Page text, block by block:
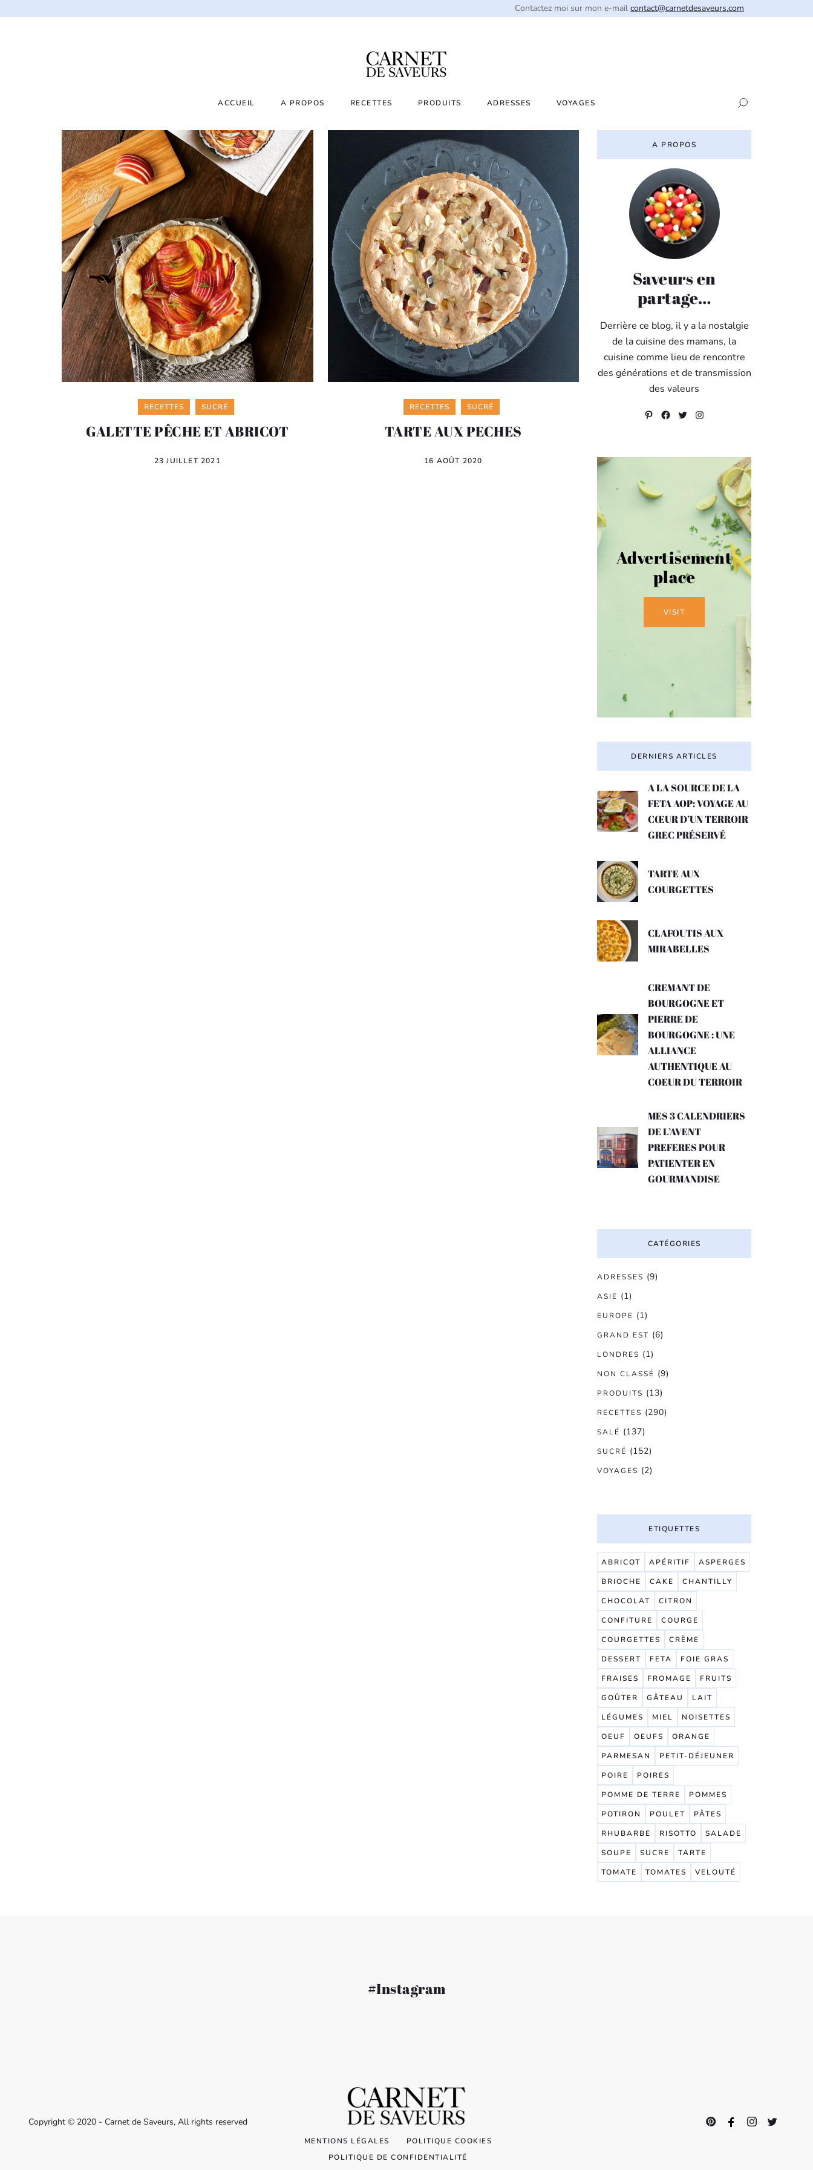
Contactez moi sur mon e-mail contact@carnetdesaveurs.com
ACCUEIL A PROPOS RECETTES PRODUITS ADRESSES VOYAGES
Categories
RECETTES SUCRÉ
GALETTE PÊCHE ET ABRICOT
23 JUILLET 2021
Categories
RECETTES SUCRÉ
TARTE AUX PECHES
16 AOÛT 2020
A PROPOS
Saveurs en
partage…
Derrière ce blog, il y a la nostalgie
de la cuisine des mamans, la
cuisine comme lieu de rencontre
des générations et de transmission
des valeurs
Pinterest
Facebook
TwitterInstagram
Advertisement
place
VISIT
DERNIERS ARTICLES
A LA SOURCE DE LA
FETA AOP: VOYAGE AU
CŒUR D’UN TERROIR
GREC PRÉSERVÉ
TARTE AUX
COURGETTES
CLAFOUTIS AUX
MIRABELLES
CREMANT DE
BOURGOGNE ET
PIERRE DE
BOURGOGNE : UNE
ALLIANCE
AUTHENTIQUE AU
COEUR DU TERROIR
MES 3 CALENDRIERS
DE L’AVENT
PREFERES POUR
PATIENTER EN
GOURMANDISE
CATÉGORIES
ADRESSES (9)
ASIE (1)
EUROPE (1)
GRAND EST (6)
LONDRES (1)
NON CLASSÉ (9)
PRODUITS (13)
RECETTES (290)
SALÉ (137)
SUCRÉ (152)
VOYAGES (2)
ETIQUETTES
ABRICOT APÉRITIF
ASPERGES
BRIOCHE
CAKE
CHANTILLY
CHOCOLAT
CITRON
CONFITURE
COURGE
COURGETTES
CRÈME
DESSERT
FETA
FOIE GRAS
FRAISES
FROMAGE
FRUITS
GOÛTER
GÂTEAU
LAIT
LÉGUMES
MIEL
NOISETTES
OEUF
OEUFS
ORANGE
PARMESAN
PETIT-DÉJEUNER
POIRE
POIRES
POMME DE TERRE
POMMES
POTIRON
POULET
PÂTES
RHUBARBE
RISOTTO
SALADE
SOUPE
SUCRE
TARTE
TOMATE
TOMATES VELOUTÉ
#Instagram
Copyright © 2020 - Carnet de Saveurs, All rights reserved
MENTIONS LÉGALES
POLITIQUE COOKIES
POLITIQUE DE CONFIDENTIALITÉ